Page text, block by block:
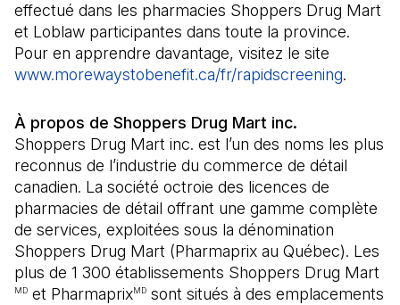
effectué dans les pharmacies Shoppers Drug Mart
et Loblaw participantes dans toute la province.
Pour en apprendre davantage, visitez le site
www.morewaystobenefit.ca/fr/rapidscreening(Il
.
À propos de Shoppers Drug Mart inc.
Shoppers Drug Mart inc. est l’un des noms les plus
reconnus de l’industrie du commerce de détail
canadien. La société octroie des licences de
pharmacies de détail offrant une gamme complète
de services, exploitées sous la dénomination
Shoppers Drug Mart (Pharmaprix au Québec). Les
plus de 1 300 établissements Shoppers Drug Mart
MD et PharmaprixMD sont situés à des emplacements